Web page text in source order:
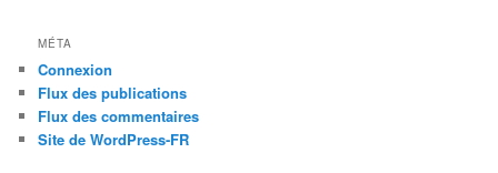
MÉTA
Connexion
Flux des publications
Flux des commentaires
Site de WordPress-FR